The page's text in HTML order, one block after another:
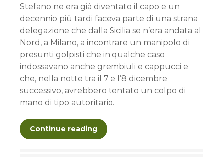
Stefano ne era già diventato il capo e un
decennio più tardi faceva parte di una strana
delegazione che dalla Sicilia se n’era andata al
Nord, a Milano, a incontrare un manipolo di
presunti golpisti che in qualche caso
indossavano anche grembiuli e cappucci e
che, nella notte tra il 7 e l’8 dicembre
successivo, avrebbero tentato un colpo di
mano di tipo autoritario.
Continue reading